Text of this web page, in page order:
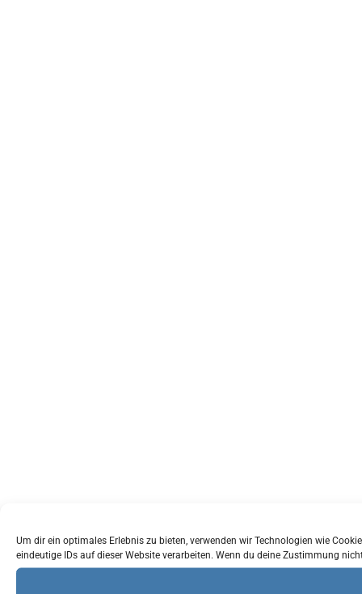
Um dir ein optimales Erlebnis zu bieten, verwenden wir Technologien wie
eindeutige IDs auf dieser Website verarbeiten. Wenn du deine Zustimmung